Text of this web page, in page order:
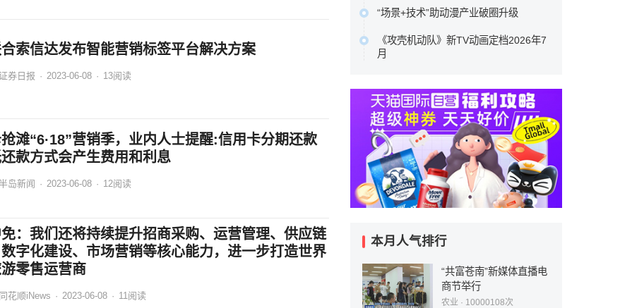
索信达发布智能营销标签平台解决方案
券日报 · 2023-06-08 · 13阅读
滩“6·18”营销季，业内人士提醒:信用卡分期还款
款方式会产生费用和利息
岛新闻 · 2023-06-08 · 12阅读
：我们还将持续提升招商采购、运营管理、供应链
字化建设、市场营销等核心能力，进一步打造世界
零售运营商
同花顺iNews · 2023-06-08 · 11 阅读
YOU等品牌，走进了全球年轻人的视野
原文链接
基，凭借ENF级艾草防撞板的产品创新
与一站式服务体系的深度布局，为行业
转型升级提供了可借鉴的实践样本，更
“场景+技术”助动漫产业破圈升级
量发展转型、从文化产品输出向产业能
力输出升级的关键阶段。向新场景要增
能，已成为中国动漫产业守正创新的核
心发展路径。…
原文链接
《攻壳机动队》新TV动画定档2026年7
月
园城塔担任系列构成，半田修平负责人
物设定。…
原文链接
本月人气排行
“共富苍南”新媒体直播电
商节举行
农业 · 10000108次